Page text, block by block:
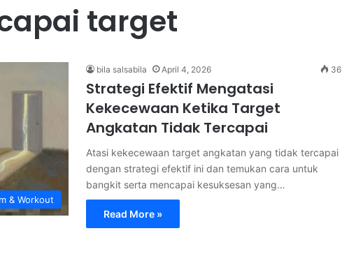
target
& Workout
bila salsabila April 4, 2026 36
Strategi Efektif Mengatasi
Kekecewaan Ketika Target
Angkatan Tidak Tercapai
Atasi kekecewaan target angkatan yang tidak tercapai
dengan strategi efektif ini dan temukan cara untuk
bangkit serta mencapai kesuksesan yang…
Read More »